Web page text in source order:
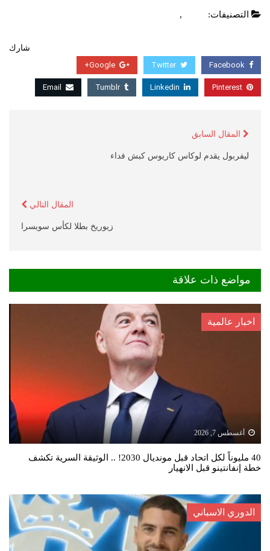
التصنيفات: ,
شارك
Facebook
Twitter
Google+
Pinterest
Linkedin
Tumblr
Email
المقال السابق
ليفربول يقدم لوكاس كاريوس كبش فداء
المقال التالي
زيوريخ بطلا لكأس سويسرا
مواضع ذات علاقة
اخبار عالمية
أغسطس 7, 2026
40 مليوناً لكل اتحاد قبل مونديال 2030! .. الوثيقة السرية تكشف
خطة إنفانتينو قبل الانهيار
الدوري الاسباني